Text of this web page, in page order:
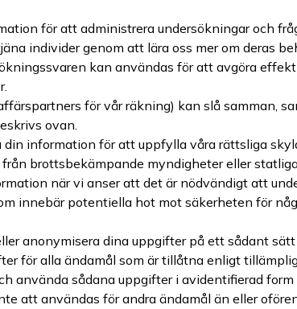
för att administrera undersökningar och
individer genom att lära oss mer om deras
kan användas för att avgöra
för vår räkning) kan slå samman,
ovan.
information för att uppfylla våra rättsliga
brottsbekämpande myndigheter eller
när vi anser att det är nödvändigt att
innebär potentiella hot mot säkerheten för
anonymisera dina uppgifter på ett sådant
för alla ändamål som är tillåtna enligt
använda sådana uppgifter i avidentifierad
att användas för andra ändamål än eller